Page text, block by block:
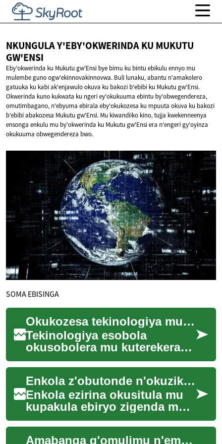
NKUNGULA Y'EBY'OKWERINDA KU MUKUTU
GW'ENSI
Eby'okwerinda ku Mukutu gw'Ensi bye bimu ku bintu ebikulu ennyo mu
mulembe guno ogw'ekinnovakinnovwa. Buli lunaku, abantu n'amakolero
gatuuka ku kabi ak'enjawulo okuva ku bakozi b'ebibi ku Mukutu gw'Ensi.
Okwerinda kuno kukwata ku ngeri ey'okukuuma ebintu by'obwegendereza,
omutimbagano, n'ebyuma ebirala eby'okukozesa ku mpuuta okuva ku bakozi
b'ebibi abakozesa Mukutu gw'Ensi. Mu kiwandiiko kino, tujja kwekenneenya
ensonga enkulu mu by'okwerinda ku Mukutu gw'Ensi era n'engeri gy'oyinza
okukuuma obwegendereza bwo.
SOMA EBISINGA
Okukozesa tekinologiya mu kuterekera n'okuwandiika eby'obuwangwa
Tekinologiya esobola
okusobolera mu kuterekera
n’okuwandiika
eby’obuwangwa mu ngeri
ey’obulambulukufu,
ng’eyongeza ob...
Enkola z'obutonde n'okuzikiza waste mu kupakula
Enkola ezirina okusitula mu
kupakula ebiryo zigenda mu
maaso n’okulaba nti
obutonde bw'obulamu
Amabanga g'omulimu n'emyoyo mu kuteeka emmere